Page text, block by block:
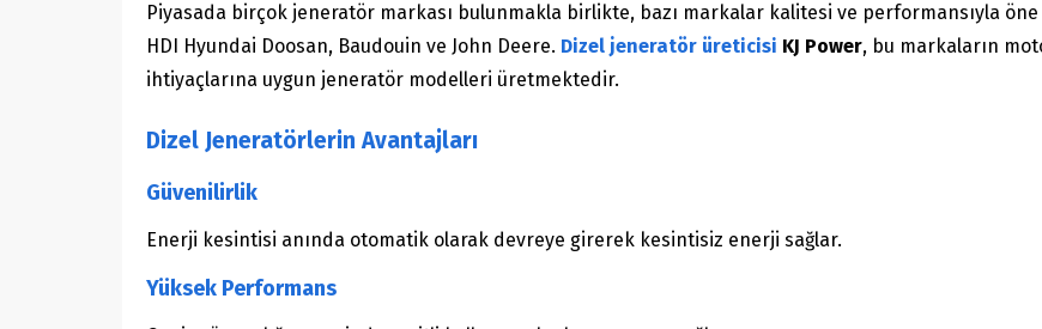
Piyasada birçok jeneratör markası bulunmakla birlikte, bazı markalar kalitesi ve performansıyla öne
HDI Hyundai Doosan, Baudouin ve John Deere. Dizel jeneratör üreticisi KJ Power, bu markaların
ihtiyaçlarına uygun jeneratör modelleri üretmektedir.
Dizel Jeneratörlerin Avantajları
Güvenilirlik
Enerji kesintisi anında otomatik olarak devreye girerek kesintisiz enerji sağlar.
Yüksek Performans